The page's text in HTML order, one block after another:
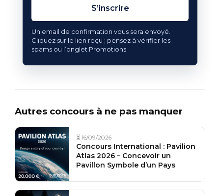
S’inscrire
Un email de confirmation vous sera envoyé.
Cliquez sur le lien reçu ; pensez à vérifier les
spams ou l’onglet Promotions.
Autres concours à ne pas manquer
⏳ 16/09/2026
Concours International : Pavilion
Atlas 2026 – Concevoir un
Pavillon Symbole d’un Pays